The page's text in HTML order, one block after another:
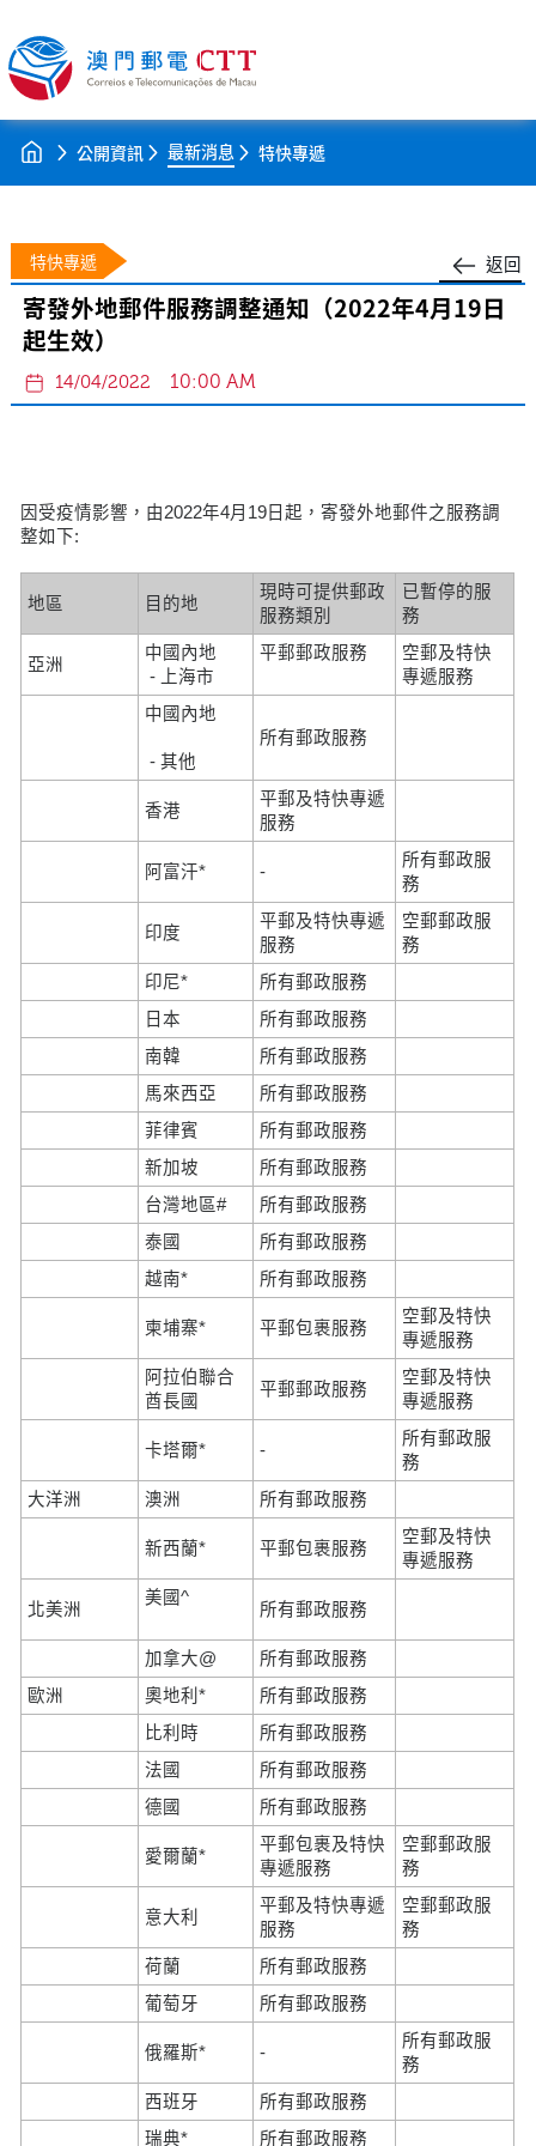
公開資訊 最新消息 特快專遞
返回
特快專遞
寄發外地郵件服務調整通知（2022年4月19日
起生效）
14/04/2022 10:00 AM
因受疫情影響，由2022年4月19日起，寄發外地郵件之服務調
整如下:
地區 目的地
現時可提供郵政
服務類別
已暫停的服
務
亞洲
中國內地
- 上海市
平郵郵政服務
空郵及特快
專遞服務
中國內地
- 其他
所有郵政服務
香港
平郵及特快專遞
服務
阿富汗* -
所有郵政服
務
印度
平郵及特快專遞
服務
空郵郵政服
務
印尼*
所有郵政服務
日本
所有郵政服務
南韓
所有郵政服務
馬來西亞
所有郵政服務
菲律賓
所有郵政服務
新加坡
所有郵政服務
台灣地區#
所有郵政服務
泰國
所有郵政服務
越南*
所有郵政服務
柬埔寨* 平郵包裹服務
空郵及特快
專遞服務
阿拉伯聯合
酋長國
平郵郵政服務
空郵及特快
專遞服務
卡塔爾* -
所有郵政服
務
大洋洲
澳洲 所有郵政服務
新西蘭* 平郵包裹服務
空郵及特快
專遞服務
北美洲
美國^
所有郵政服務
加拿大@
所有郵政服務
歐洲
奧地利*
所有郵政服務
比利時
所有郵政服務
法國
所有郵政服務
德國
所有郵政服務
愛爾蘭*
平郵包裹及特快
專遞服務
空郵郵政服
務
意大利
平郵及特快專遞
服務
空郵郵政服
務
荷蘭
所有郵政服務
葡萄牙
所有郵政服務
俄羅斯* -
所有郵政服
務
西班牙
所有郵政服務
瑞典*
所有郵政服務